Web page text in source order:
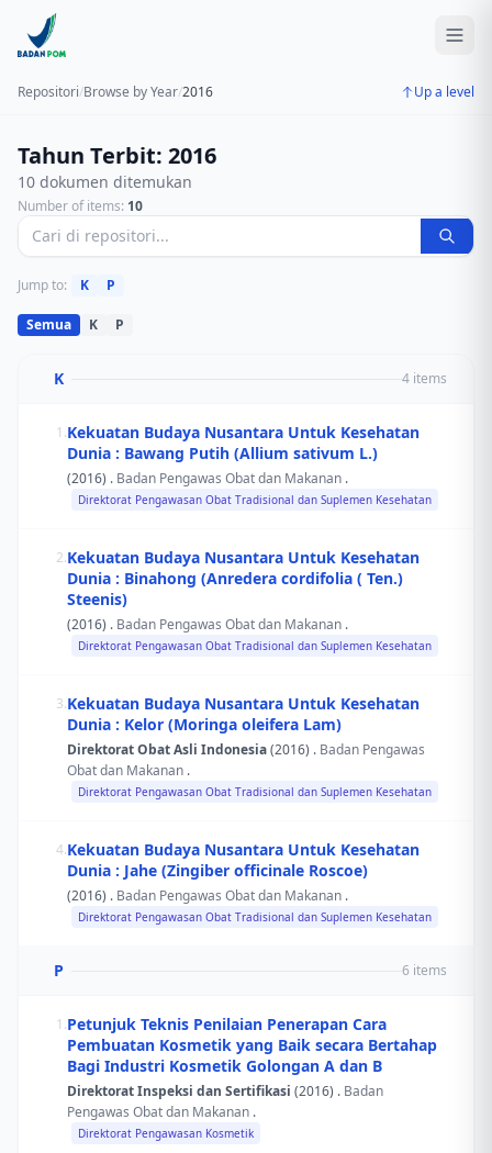
Repositori/Browse by Year/2016 Up a level
Tahun Terbit: 2016
10 dokumen ditemukan
Number of items: 10
Jump to: K P
Semua K P
K 4 items
1.Kekuatan Budaya Nusantara Untuk Kesehatan
Dunia : Bawang Putih (Allium sativum L.)
(2016) . Badan Pengawas Obat dan Makanan .
Direktorat Pengawasan Obat Tradisional dan Suplemen Kesehatan
2.Kekuatan Budaya Nusantara Untuk Kesehatan
Dunia : Binahong (Anredera cordifolia ( Ten.)
Steenis)
(2016) . Badan Pengawas Obat dan Makanan .
Direktorat Pengawasan Obat Tradisional dan Suplemen Kesehatan
3.Kekuatan Budaya Nusantara Untuk Kesehatan
Dunia : Kelor (Moringa oleifera Lam)
Direktorat Obat Asli Indonesia(2016) . Badan Pengawas
Obat dan Makanan .
Direktorat Pengawasan Obat Tradisional dan Suplemen Kesehatan
4.Kekuatan Budaya Nusantara Untuk Kesehatan
Dunia : Jahe (Zingiber officinale Roscoe)
(2016) . Badan Pengawas Obat dan Makanan .
Direktorat Pengawasan Obat Tradisional dan Suplemen Kesehatan
P 6 items
1.Petunjuk Teknis Penilaian Penerapan Cara
Pembuatan Kosmetik yang Baik secara Bertahap
Bagi Industri Kosmetik Golongan A dan B
Direktorat Inspeksi dan Sertifikasi (2016) . Badan
Pengawas Obat dan Makanan .
Direktorat Pengawasan Kosmetik